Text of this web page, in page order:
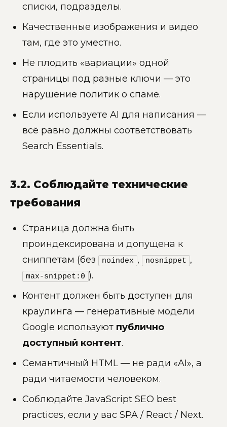
списки, подразделы.
Качественные изображения и видео
там, где это уместно.
Не плодить «вариации» одной
страницы под разные ключи — это
нарушение политик о спаме.
Если используете AI для написания —
всё равно должны соответствовать
Search Essentials.
3.2. Соблюдайте технические
требования
Страница должна быть
проиндексирована и допущена к
сниппетам (без
noindex , nosnippet ,
max-snippet:0 ).
Контент должен быть доступен для
краулинга — генеративные модели
Google используют публично
доступный контент.
Семантичный HTML — не ради «AI», а
ради читаемости человеком.
Соблюдайте JavaScript SEO best
practices, если у вас SPA / React / Next.